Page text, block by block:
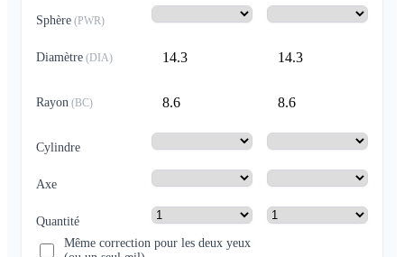
Sphère (PWR)
Diamètre (DIA) 14.3 14.3
Rayon (BC) 8.6 8.6
Cylindre
Axe
Quantité
Même correction pour les deux yeux